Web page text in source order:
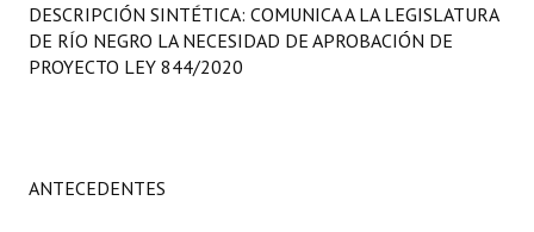
Programas
Constitución Provincial
DESCRIPCIÓN SINTÉTICA: COMUNICA A LA LEGISLATURA
DE RÍO NEGRO LA NECESIDAD DE APROBACIÓN DE
PROYECTO LEY 844/2020
ANTECEDENTES